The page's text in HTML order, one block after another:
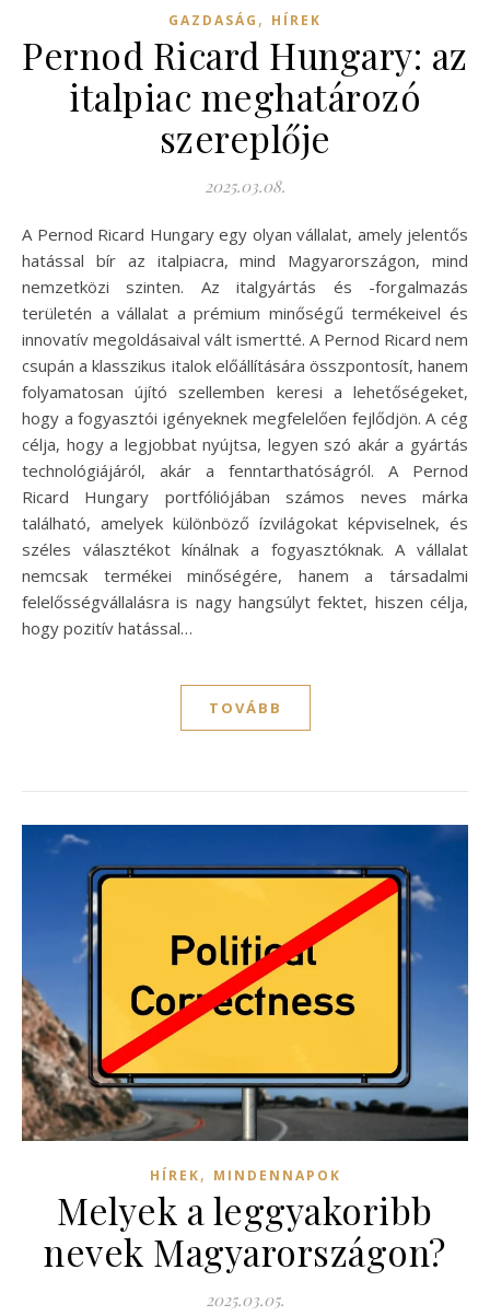
GAZDASÁG , HÍREK
Pernod Ricard Hungary: az
italpiac meghatározó
szereplője
2025.03.08.
A Pernod Ricard Hungary egy olyan vállalat, amely jelentős
hatással bír az italpiacra, mind Magyarországon, mind
nemzetközi szinten. Az italgyártás és -forgalmazás
területén a vállalat a prémium minőségű termékeivel és
innovatív megoldásaival vált ismertté. A Pernod Ricard nem
csupán a klasszikus italok előállítására összpontosít, hanem
folyamatosan újító szellemben keresi a lehetőségeket,
hogy a fogyasztói igényeknek megfelelően fejlődjön. A cég
célja, hogy a legjobbat nyújtsa, legyen szó akár a gyártás
technológiájáról, akár a fenntarthatóságról. A Pernod
Ricard Hungary portfóliójában számos neves márka
található, amelyek különböző ízvilágokat képviselnek, és
széles választékot kínálnak a fogyasztóknak. A vállalat
nemcsak termékei minőségére, hanem a társadalmi
felelősségvállalásra is nagy hangsúlyt fektet, hiszen célja,
hogy pozitív hatással…
TOVÁBB
HÍREK, MINDENNAPOK
Melyek a leggyakoribb
nevek Magyarországon?
2025.03.05.